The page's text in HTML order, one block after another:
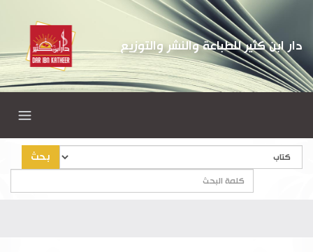
دار ابن كثير للطباعة والنشر والتوزيع
بحث